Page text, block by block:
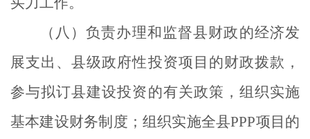
（八）负责办理和监督县财政的经济发
展支出、县级政府性投资项目的财政拨款，
参与拟订县建设投资的有关政策，组织实施
基本建设财务制度；组织实施全县PPP项目的